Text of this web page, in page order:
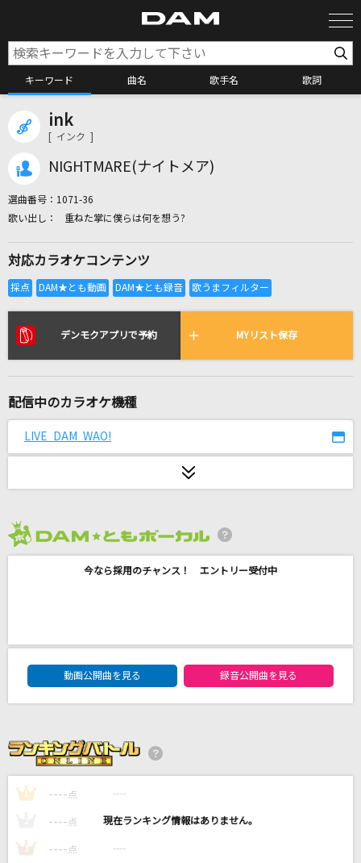
キーワード 曲名 歌手名 歌詞
カラオケ店舗検索
全国りれき
リアルタイムで歌われている曲の一覧
紅蓮華 -アニメ映像 ver.-
月光花
[プロオケ]桜
milet
SUMMER TIME GONE
アリガトウの季節
ink
[ インク ]
NIGHTMARE(ナイトメア)
選曲番号： 1071-36
重ねた掌に僕らは何を想う?
対応カラオケコンテンツ
デンモクアプリで予約 MYリスト保存
配信中のカラオケ機種
LIVE DAM WAO!
今なら採用のチャンス！ エントリー受付中
DAM★ともボーカルエントリーランキング
動画公開曲を見る
録音公開曲を見る
1 ---- 点 ----
---- 点 ----
3 ---- 点 ----